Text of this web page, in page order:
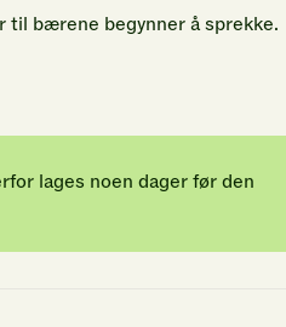
bærene begynner å sprekke.
lages noen dager før den